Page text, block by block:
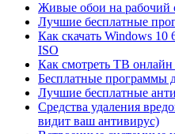
Живые обои на рабочий
Лучшие бесплатные
Как скачать Windows
ISO
Как смотреть ТВ онлайн
Бесплатные программы
Лучшие бесплатные
Средства удаления
видит ваш антивирус)